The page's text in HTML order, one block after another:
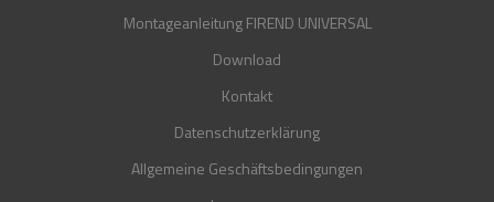
Montageanleitung FIREND UNIVERSAL
Download
Kontakt
Datenschutzerklärung
Allgemeine Geschäftsbedingungen